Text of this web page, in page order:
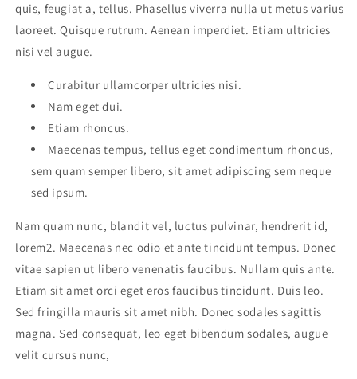
quis, feugiat a, tellus. Phasellus viverra nulla ut metus varius
laoreet. Quisque rutrum. Aenean imperdiet. Etiam ultricies
nisi vel augue.
Curabitur ullamcorper ultricies nisi.
Nam eget dui.
Etiam rhoncus.
Maecenas tempus, tellus eget condimentum rhoncus,
sem quam semper libero, sit amet adipiscing sem neque
sed ipsum.
Nam quam nunc, blandit vel, luctus pulvinar, hendrerit id,
lorem2. Maecenas nec odio et ante tincidunt tempus. Donec
vitae sapien ut libero venenatis faucibus. Nullam quis ante.
Etiam sit amet orci eget eros faucibus tincidunt. Duis leo.
Sed fringilla mauris sit amet nibh. Donec sodales sagittis
magna. Sed consequat, leo eget bibendum sodales, augue
velit cursus nunc,